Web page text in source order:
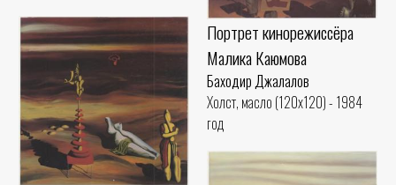
Портрет кинорежиссёра
Малика Каюмова
Баходир Джалалов
Холст, масло (120x120) - 1984
год